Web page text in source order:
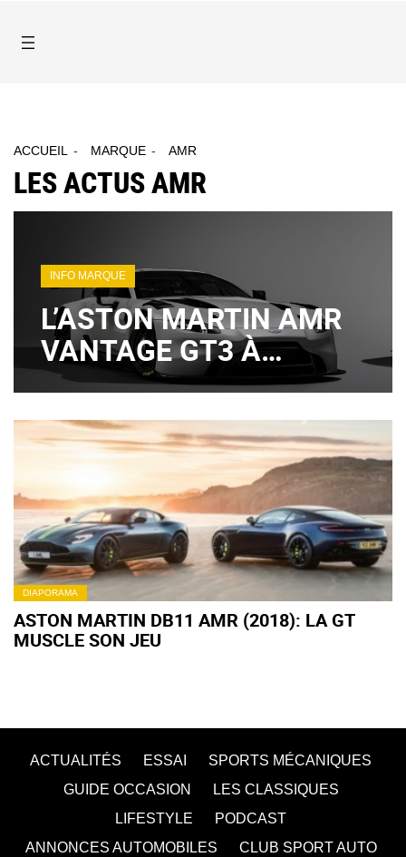
ACCUEIL MARQUE AMR
LES ACTUS AMR
INFO MARQUE
L’ASTON MARTIN AMR
VANTAGE GT3 À
L'ASSAUT DE PIKES
PEAK 2023 !
DIAPORAMA
ASTON MARTIN DB11 AMR (2018): LA GT
MUSCLE SON JEU
ACTUALITÉS ESSAI
SPORTS MÉCANIQUES
GUIDE OCCASION
LES CLASSIQUES
LIFESTYLE
PODCAST
ANNONCES AUTOMOBILES
CLUB SPORT AUTO